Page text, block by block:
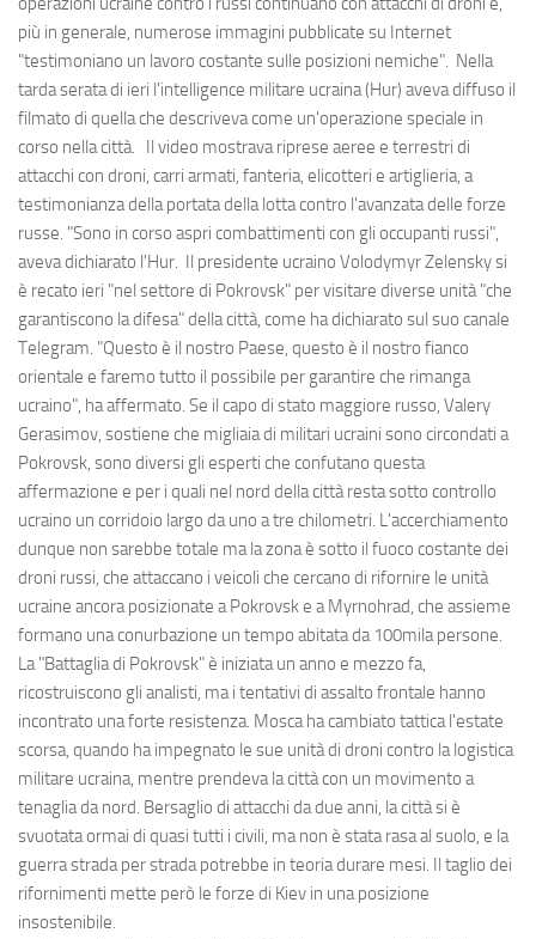
più in generale, numerose immagini pubblicate su Internet
"testimoniano un lavoro costante sulle posizioni nemiche". Nella
tarda serata di ieri l'intelligence militare ucraina (Hur) aveva diffuso il
filmato di quella che descriveva come un'operazione speciale in
corso nella città. Il video mostrava riprese aeree e terrestri di
attacchi con droni, carri armati, fanteria, elicotteri e artiglieria, a
testimonianza della portata della lotta contro l'avanzata delle forze
russe. "Sono in corso aspri combattimenti con gli occupanti russi",
aveva dichiarato l'Hur. Il presidente ucraino Volodymyr Zelensky si
è recato ieri "nel settore di Pokrovsk" per visitare diverse unità "che
garantiscono la difesa" della città, come ha dichiarato sul suo canale
Telegram. "Questo è il nostro Paese, questo è il nostro fianco
orientale e faremo tutto il possibile per garantire che rimanga
ucraino", ha affermato. Se il capo di stato maggiore russo, Valery
Gerasimov, sostiene che migliaia di militari ucraini sono circondati a
Pokrovsk, sono diversi gli esperti che confutano questa
affermazione e per i quali nel nord della città resta sotto controllo
ucraino un corridoio largo da uno a tre chilometri. L'accerchiamento
dunque non sarebbe totale ma la zona è sotto il fuoco costante dei
droni russi, che attaccano i veicoli che cercano di rifornire le unità
ucraine ancora posizionate a Pokrovsk e a Myrnohrad, che assieme
formano una conurbazione un tempo abitata da 100mila persone.
La "Battaglia di Pokrovsk" è iniziata un anno e mezzo fa,
ricostruiscono gli analisti, ma i tentativi di assalto frontale hanno
incontrato una forte resistenza. Mosca ha cambiato tattica l'estate
scorsa, quando ha impegnato le sue unità di droni contro la logistica
militare ucraina, mentre prendeva la città con un movimento a
tenaglia da nord. Bersaglio di attacchi da due anni, la città si è
svuotata ormai di quasi tutti i civili, ma non è stata rasa al suolo, e la
guerra strada per strada potrebbe in teoria durare mesi. Il taglio dei
rifornimenti mette però le forze di Kiev in una posizione
insostenibile.